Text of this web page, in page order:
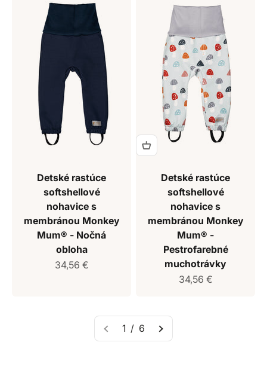
Detské rastúce
softshellové
nohavice s
membránou Monkey
Mum® - Nočná
obloha
Predajná cena
34,56 €
Detské rastúce
softshellové
nohavice s
membránou Monkey
Mum® -
Pestrofarebné
muchotrávky
Predajná cena
34,56 €
1 / 6